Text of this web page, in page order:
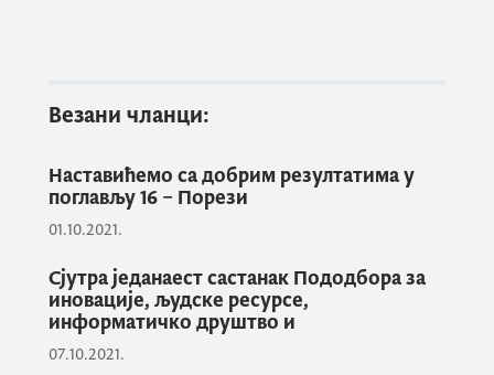
хоризонтални предуслов за
Такодје, ова поглавља су и дио истог
кластера, па је поручено да их треба
на цјелокупан процес преговора с ЕУ.
Анализирано је и актуелно стање у та два
Везани чланци:
Наставићемо са добрим резултатима у
поглављу 16 – Порези
01.10.2021.
Сјутра једанаест састанак Пододбора за
иновације, људске ресурсе,
информатичко друштво и
07.10.2021.